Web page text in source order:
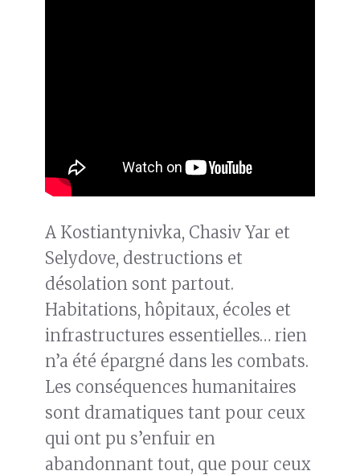
A Kostiantynivka, Chasiv Yar et
Selydove, destructions et
désolation sont partout.
Habitations, hôpitaux, écoles et
infrastructures essentielles… rien
n’a été épargné dans les combats.
Les conséquences humanitaires
sont dramatiques tant pour ceux
qui ont pu s’enfuir en
abandonnant tout, que pour ceux